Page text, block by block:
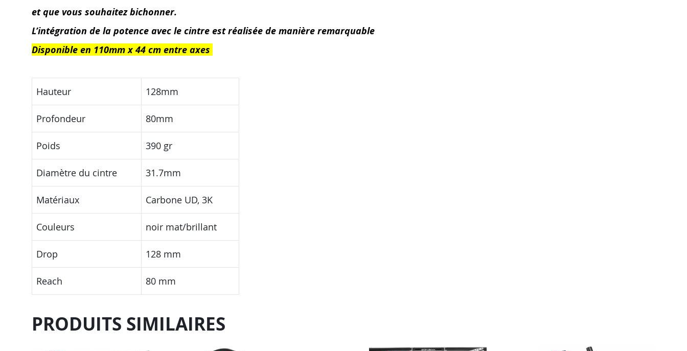
et que vous souhaitez bichonner.
L’intégration de la potence avec le cintre est réalisée de manière remarquable
Disponible en 110mm x 44 cm entre axes
Hauteur 128mm
Profondeur 80mm
Poids 390 gr
Diamètre du cintre 31.7mm
Matériaux Carbone UD, 3K
Couleurs noir mat/brillant
Drop 128 mm
Reach 80 mm
PRODUITS SIMILAIRES